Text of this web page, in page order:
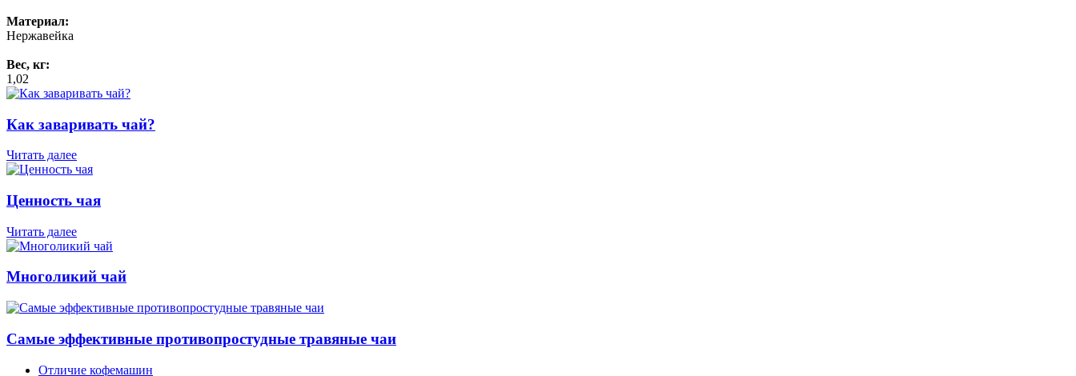
Материал:
Нержавейка
Вес, кг:
1,02
Как заваривать чай?
Читать далее
Ценность чая
Читать далее
Многоликий чай
Самые эффективные противопростудные травяные чаи
Отличие кофемашин